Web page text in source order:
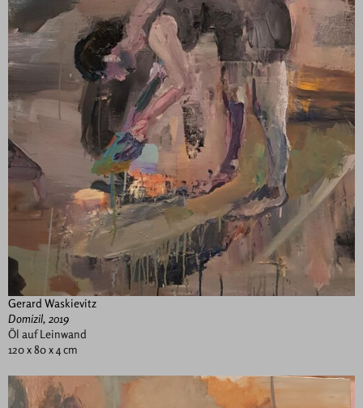
Gerard Waskievitz
Domizil, 2019
Öl auf Leinwand
120 x 80 x 4 cm